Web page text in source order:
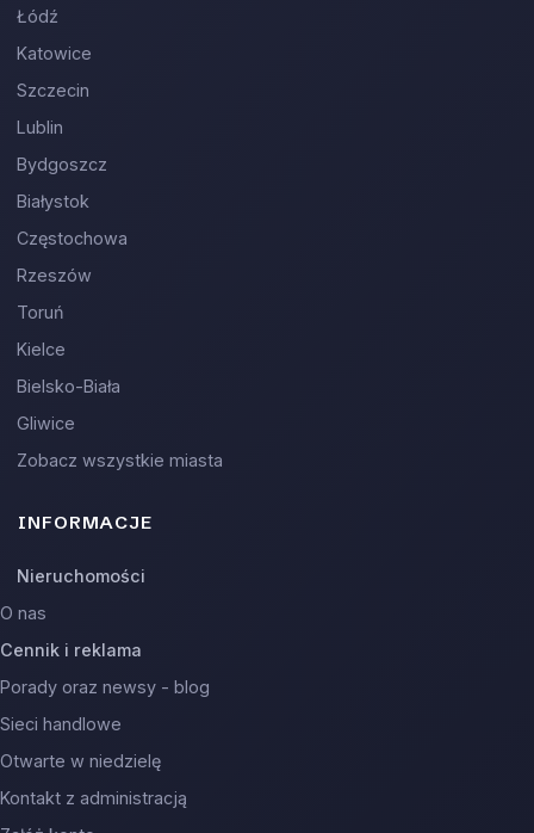
Łódź
Katowice
Szczecin
Lublin
Bydgoszcz
Białystok
Częstochowa
Rzeszów
Toruń
Kielce
Bielsko-Biała
Gliwice
Zobacz wszystkie miasta
INFORMACJE
Nieruchomości
O nas
Cennik i reklama
Porady oraz newsy - blog
Sieci handlowe
Otwarte w niedzielę
Kontakt z administracją